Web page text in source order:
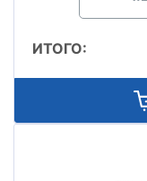
ИТОГО: